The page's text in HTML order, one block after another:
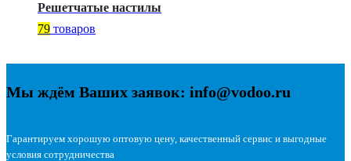
Решетчатые настилы
79 товаров
Мы ждём Ваших заявок: info@vodoo.ru
Гарантируем хорошую оптовую цену, качественный сервис и выгодные
условия сотрудничества